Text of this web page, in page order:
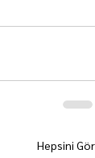
Hepsini Gör